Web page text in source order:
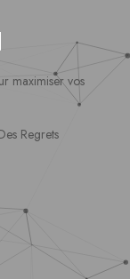
maximiser vos
Regrets